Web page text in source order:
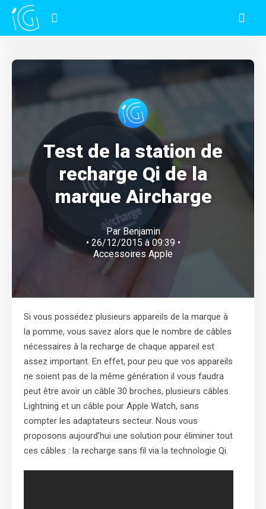
Test de la station de
recharge Qi de la
marque Aircharge
ParBenjamin
• 26/12/2015 à 09:39 •
Accessoires Apple
Si vous possédez plusieurs appareils de la marque à
la pomme, vous savez alors que le nombre de câbles
nécessaires à la recharge de chaque appareil est
assez important. En effet, pour peu que vos appareils
ne soient pas de la même génération il vous faudra
peut être avoir un câble 30 broches, plusieurs câbles
Lightning et un câble pour Apple Watch, sans
compter les adaptateurs secteur. Nous vous
proposons aujourd’hui une solution pour éliminer tout
ces câbles : la recharge sans fil via la technologie Qi.